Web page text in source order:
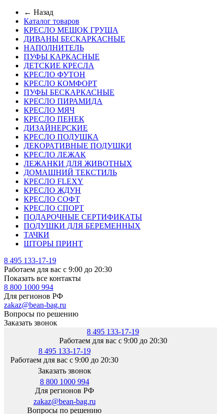
← Назад
Каталог товаров
КРЕСЛО МЕШОК ГРУША
ДИВАНЫ БЕСКАРКАСНЫЕ
НАПОЛНИТЕЛЬ
ПУФЫ КАРКАСНЫЕ
ДЕТСКИЕ КРЕСЛА
КРЕСЛО ФУТОН
КРЕСЛО КОМФОРТ
ПУФЫ БЕСКАРКАСНЫЕ
КРЕСЛО ПИРАМИДА
КРЕСЛО МЯЧ
КРЕСЛО ПЕНЕК
ДИЗАЙНЕРСКИЕ
КРЕСЛО ПОДУШКА
ДЕКОРАТИВНЫЕ ПОДУШКИ
КРЕСЛО ЛЕЖАК
ЛЕЖАНКИ ДЛЯ ЖИВОТНЫХ
ДОМАШНИЙ ТЕКСТИЛЬ
КРЕСЛО FLEXY
КРЕСЛО ЖДУН
КРЕСЛО СОФТ
КРЕСЛО СПОРТ
ПОДАРОЧНЫЕ СЕРТИФИКАТЫ
ПОДУШКИ ДЛЯ БЕРЕМЕННЫХ
ТАЧКИ
ШТОРЫ ПРИНТ
8 495 133-17-19
Работаем для вас с 9:00 до 20:30
Показать все контакты
8 800 1000 994
Для регионов РФ
zakaz@bean-bag.ru
Вопросы по решению
Заказать звонок
8 495 133-17-19
Работаем для вас с 9:00 до 20:30
8 495 133-17-19
Работаем для вас с 9:00 до 20:30
Заказать звонок
8 800 1000 994
Для регионов РФ
zakaz@bean-bag.ru
Вопросы по решению